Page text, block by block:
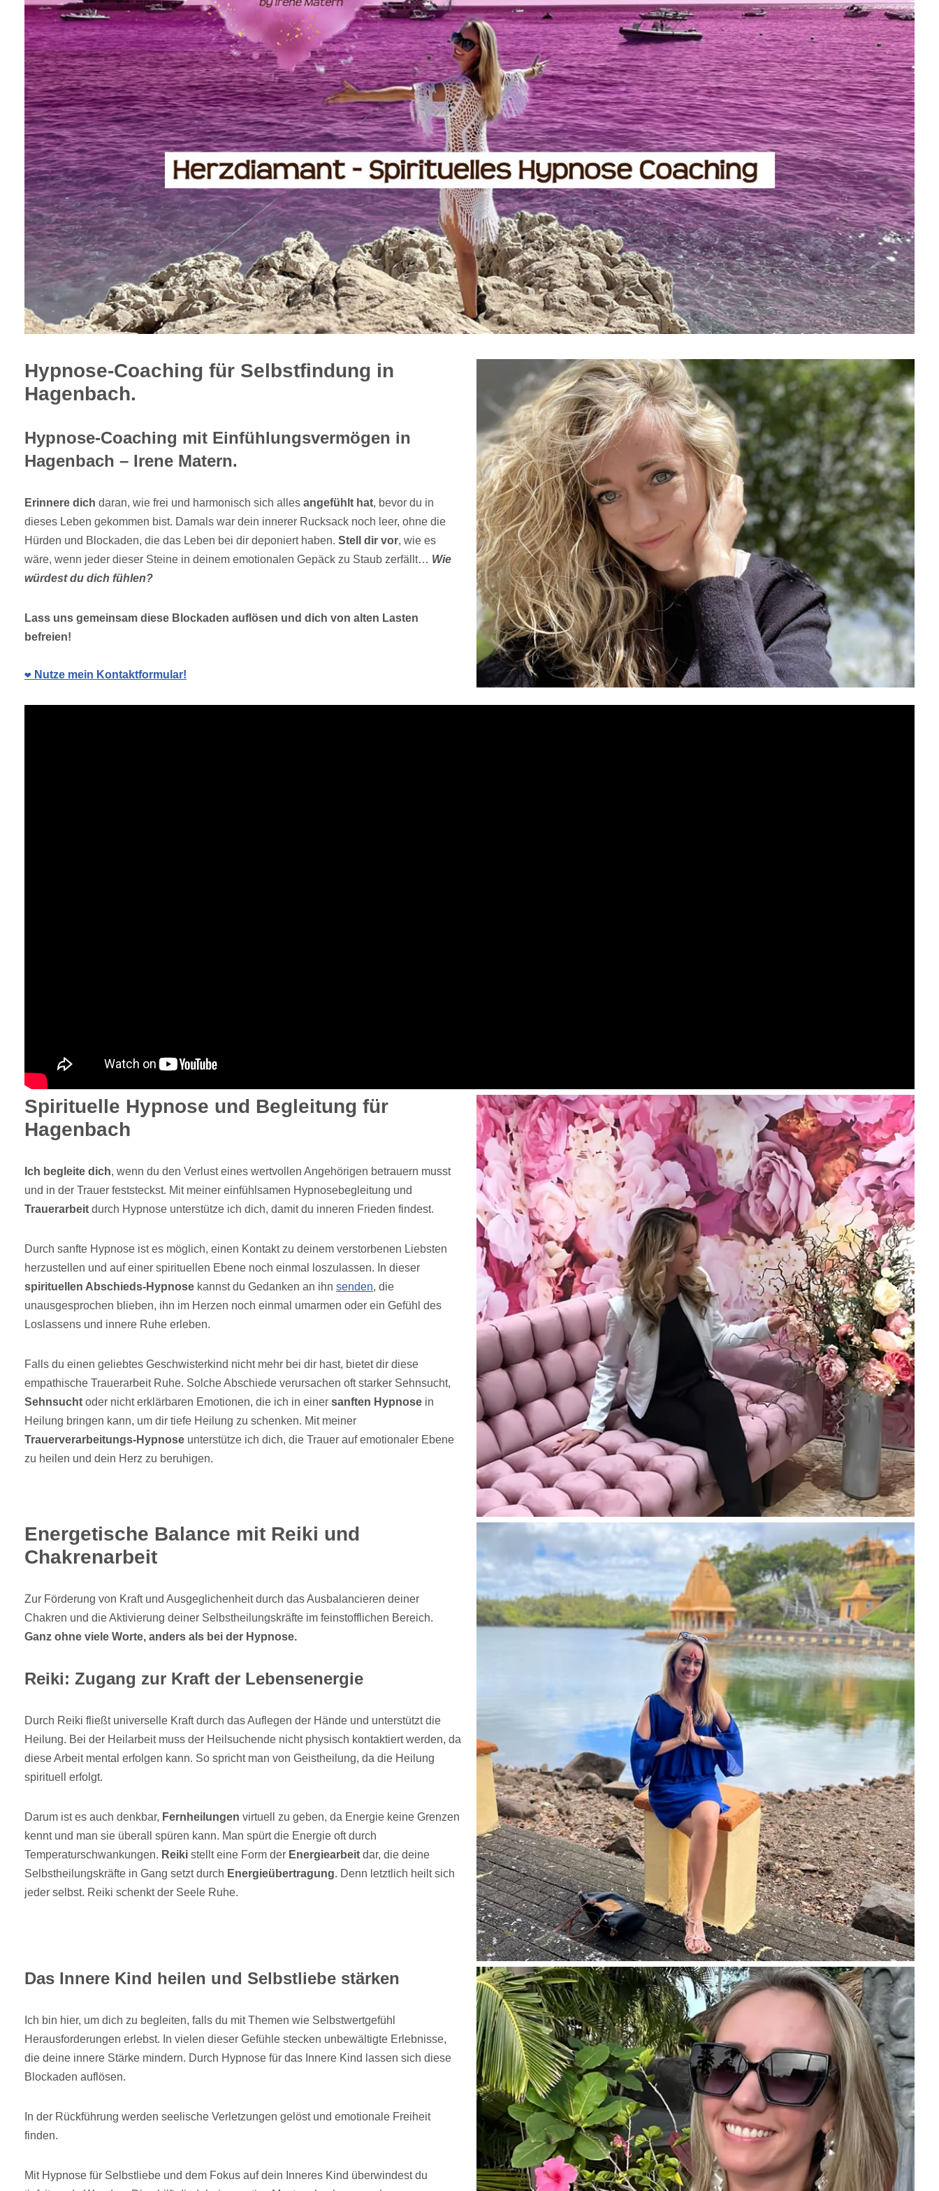
Hypnose-Coaching für Selbstfindung in
Hagenbach.
Hypnose-Coaching mit Einfühlungsvermögen in
Hagenbach – Irene Matern.
Erinnere dich daran, wie frei und harmonisch sich alles angefühlt hat, bevor du in
dieses Leben gekommen bist. Damals war dein innerer Rucksack noch leer, ohne die
Hürden und Blockaden, die das Leben bei dir deponiert haben. Stell dir vor, wie es
wäre, wenn jeder dieser Steine in deinem emotionalen Gepäck zu Staub zerfällt… Wie
würdest du dich fühlen?
Lass uns gemeinsam diese Blockaden auflösen und dich von alten Lasten
befreien!
❤️ Nutze mein Kontaktformular!
Spirituelle Hypnose und Begleitung für
Hagenbach
Ich begleite dich, wenn du den Verlust eines wertvollen Angehörigen betrauern musst
und in der Trauer feststeckst. Mit meiner einfühlsamen Hypnosebegleitung und
Trauerarbeit durch Hypnose unterstütze ich dich, damit du inneren Frieden findest.
Durch sanfte Hypnose ist es möglich, einen Kontakt zu deinem verstorbenen Liebsten
herzustellen und auf einer spirituellen Ebene noch einmal loszulassen. In dieser
spirituellen Abschieds-Hypnose kannst du Gedanken an ihn senden, die
unausgesprochen blieben, ihn im Herzen noch einmal umarmen oder ein Gefühl des
Loslassens und innere Ruhe erleben.
Falls du einen geliebtes Geschwisterkind nicht mehr bei dir hast, bietet dir diese
empathische Trauerarbeit Ruhe. Solche Abschiede verursachen oft starker Sehnsucht,
Sehnsucht oder nicht erklärbaren Emotionen, die ich in einer sanften Hypnose in
Heilung bringen kann, um dir tiefe Heilung zu schenken. Mit meiner
Trauerverarbeitungs-Hypnose unterstütze ich dich, die Trauer auf emotionaler Ebene
zu heilen und dein Herz zu beruhigen.
Energetische Balance mit Reiki und
Chakrenarbeit
Zur Förderung von Kraft und Ausgeglichenheit durch das Ausbalancieren deiner
Chakren und die Aktivierung deiner Selbstheilungskräfte im feinstofflichen Bereich.
Ganz ohne viele Worte, anders als bei der Hypnose.
Reiki: Zugang zur Kraft der Lebensenergie
Durch Reiki fließt universelle Kraft durch das Auflegen der Hände und unterstützt die
Heilung. Bei der Heilarbeit muss der Heilsuchende nicht physisch kontaktiert werden, da
diese Arbeit mental erfolgen kann. So spricht man von Geistheilung, da die Heilung
spirituell erfolgt.
Darum ist es auch denkbar, Fernheilungen virtuell zu geben, da Energie keine Grenzen
kennt und man sie überall spüren kann. Man spürt die Energie oft durch
Temperaturschwankungen. Reiki stellt eine Form der Energiearbeit dar, die deine
Selbstheilungskräfte in Gang setzt durch Energieübertragung. Denn letztlich heilt sich
jeder selbst. Reiki schenkt der Seele Ruhe.
Das Innere Kind heilen und Selbstliebe stärken
Ich bin hier, um dich zu begleiten, falls du mit Themen wie Selbstwertgefühl
Herausforderungen erlebst. In vielen dieser Gefühle stecken unbewältigte Erlebnisse,
die deine innere Stärke mindern. Durch Hypnose für das Innere Kind lassen sich diese
Blockaden auflösen.
In der Rückführung werden seelische Verletzungen gelöst und emotionale Freiheit
finden.
Mit Hypnose für Selbstliebe und dem Fokus auf dein Inneres Kind überwindest du